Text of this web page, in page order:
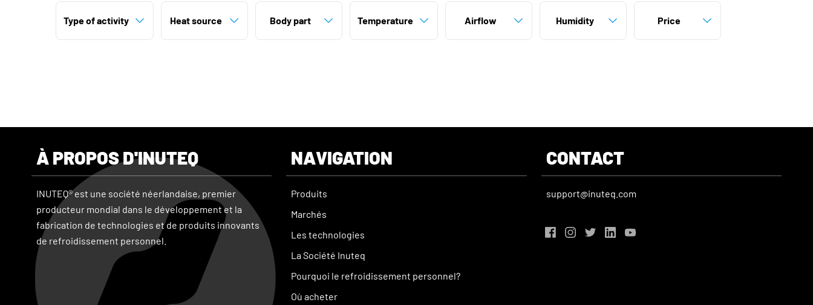
Type of activity Heat source Body part Temperature Airflow Humidity Price
À PROPOS D'INUTEQ
INUTEQ® est une société néerlandaise, premier
producteur mondial dans le développement et la
fabrication de technologies et de produits innovants
de refroidissement personnel.
NAVIGATION
Produits
Marchés
Les technologies
La Société Inuteq
Pourquoi le refroidissement personnel?
Où acheter
CONTACT
support@inuteq.com